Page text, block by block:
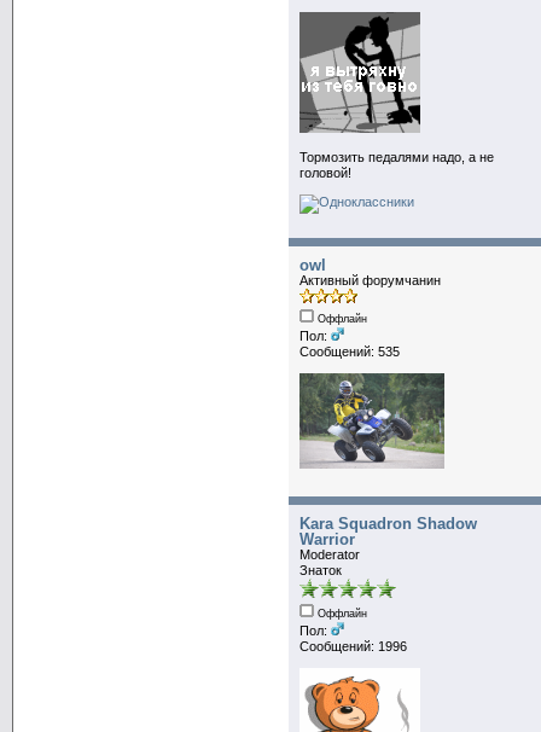
Тормозить педалями надо, а не
головой!
owl
Активный форумчанин
Оффлайн
Пол:
Сообщений: 535
Kara Squadron Shadow
Warrior
Moderator
Знаток
Оффлайн
Пол:
Сообщений: 1996